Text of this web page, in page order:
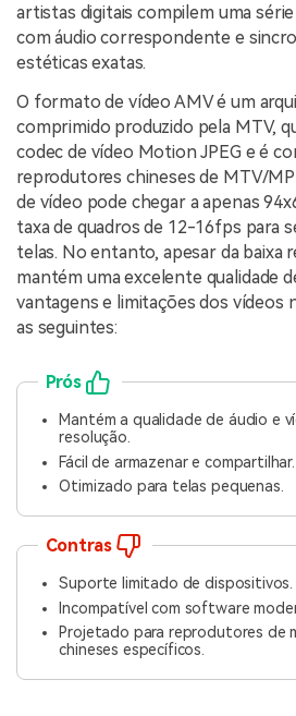
artistas digitais compilem uma
com áudio correspondente e
estéticas exatas.
O formato de vídeo AMV é um
comprimido produzido pela MTV,
codec de vídeo Motion JPEG e é
reprodutores chineses de MTV/
de vídeo pode chegar a apenas
taxa de quadros de 12-16fps para
telas. No entanto, apesar da baixa
mantém uma excelente qualidade
vantagens e limitações dos vídeos
as seguintes:
Prós
Mantém a qualidade de áudio e
resolução.
Fácil de armazenar e compartilhar.
Otimizado para telas pequenas.
Contras
Suporte limitado de dispositivos.
Incompatível com software
Projetado para reprodutores de
chineses específicos.